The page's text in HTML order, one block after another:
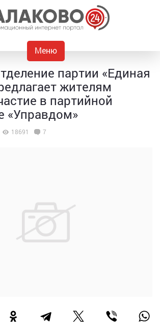
Меню
партии «Единая
жителям
в партийной
«Управдом»
18691 7